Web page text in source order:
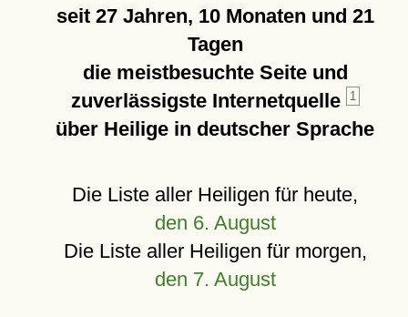
seit 27 Jahren, 10 Monaten und 21
Tagen
die meistbesuchte Seite und
zuverlässigste Internetquelle
1
über Heilige in deutscher Sprache
Die Liste aller Heiligen für heute,
den 6. August
Die Liste aller Heiligen für morgen,
den 7. August